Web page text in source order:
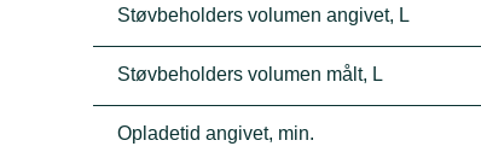
Støvbeholders volumen angivet, L
Støvbeholders volumen målt, L
Opladetid angivet, min.